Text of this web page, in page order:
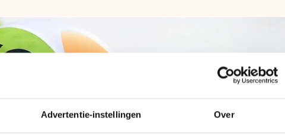
Advertentie-instellingen Over